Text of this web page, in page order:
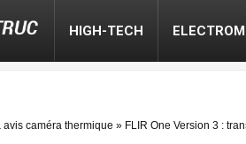
HIGH-TECH
avis caméra thermique » FLIR One Version 3 :